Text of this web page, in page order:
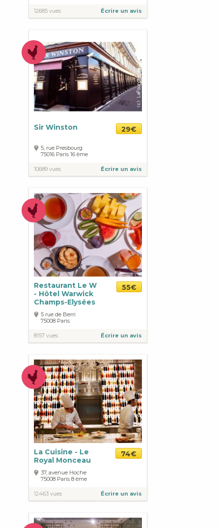
12685 vues Écrire un avis
Sir Winston 29€
5, rue Presbourg
75016 Paris 16 ème
10689 vues Écrire un avis
Restaurant Le W
- Hôtel Warwick
Champs-Elysées
55€
5 rue de Berri
75008 Paris
8157 vues Écrire un avis
La Cuisine - Le
Royal Monceau
74€
37, avenue Hoche
75008 Paris 8 ème
12463 vues Écrire un avis